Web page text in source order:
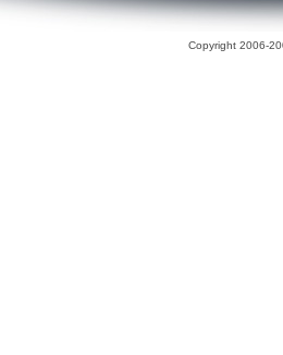
Copyright 2006-